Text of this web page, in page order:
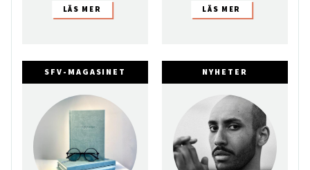
SFV-MAGASINET NYHETER